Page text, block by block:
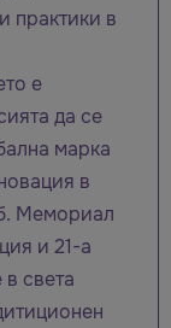
практики в
е
да се
марка
в
Meмориал
и 21-а
света